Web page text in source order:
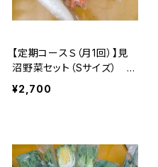
【定期コースＳ（月1回）】見
沼野菜セット（Sサイズ） ※
火曜または木曜発送
¥2,700